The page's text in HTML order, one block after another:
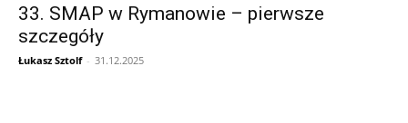
33. SMAP w Rymanowie – pierwsze
szczegóły
Łukasz Sztolf - 31.12.2025